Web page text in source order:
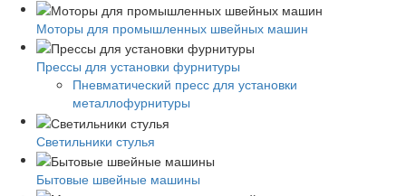
Моторы для промышленных швейных машин
Прессы для установки фурнитуры
Пневматический пресс для установки
металлофурнитуры
Светильники стулья
Бытовые швейные машины